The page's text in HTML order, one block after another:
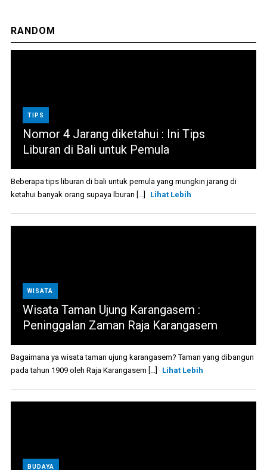
RANDOM
TIPS
Nomor 4 Jarang diketahui : Ini Tips
Liburan di Bali untuk Pemula
Beberapa tips liburan di bali untuk pemula yang mungkin jarang di
ketahui banyak orang supaya lburan [...]
Lihat Lebih
WISATA
Wisata Taman Ujung Karangasem :
Peninggalan Zaman Raja Karangasem
Bagaimana ya wisata taman ujung karangasem? Taman yang dibangun
pada tahun 1909 oleh Raja Karangasem [...]
Lihat Lebih
BUDAYA